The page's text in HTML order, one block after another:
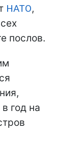
НАТО,
послов.
год на